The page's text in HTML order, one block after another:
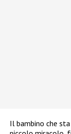
Il bambino che